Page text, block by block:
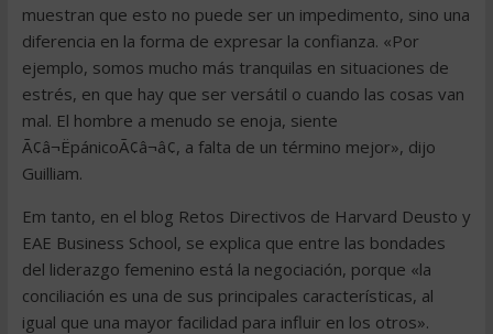
muestran que esto no puede ser un impedimento, sino una
diferencia en la forma de expresar la confianza. «Por
ejemplo, somos mucho más tranquilas en situaciones de
estrés, en que hay que ser versátil o cuando las cosas van
mal. El hombre a menudo se enoja, siente
Ã¢â¬ËpánicoÃ¢â¬â¢, a falta de un término mejor», dijo
Guilliam.
Em tanto, en el blog Retos Directivos de Harvard Deusto y
EAE Business School, se explica que entre las bondades
del liderazgo femenino está la negociación, porque «la
conciliación es una de sus principales características, al
igual que una mayor facilidad para influir en los otros».